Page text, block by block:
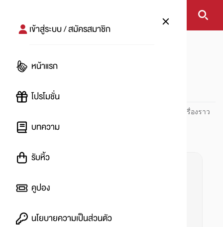
เข้าสู่ระบบ / สมัครสมาชิก
หน้าแรก
โปรโมชั่น
บทความ
รับหิ้ว
คูปอง
นโยบายความเป็นส่วนตัว
#
ปันโปร PUNPRO ที่ 1 ด้านโปรโมชัน อัปเดตและติดตามทุกเรื่องราว
โปรโมชัน